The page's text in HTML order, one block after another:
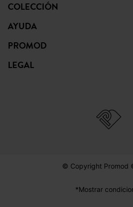
COLECCIÓN
AYUDA
PROMOD
LEGAL
© Copyright Promod
*Mostrar